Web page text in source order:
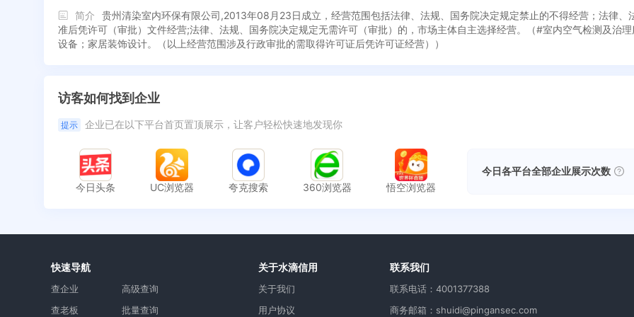
简介
贵州清染室内环保有限公司,2013年08月23日成立，经营范围包括法律、法规、国务院决定规定禁止的不得经营；法律
准后凭许可（审批）文件经营;法律、法规、国务院决定规定无需许可（审批）的，市场主体自主选择经营。（#室内空气检测及治
设备；家居装饰设计。（以上经营范围涉及行政审批的需取得许可证后凭许可证经营））
访客如何找到企业
提示 企业已在以下平台首页置顶展示，让客户轻松快速地发现你
今日头条 UC浏览器 夸克搜索 360浏览器 悟空浏览器
今日各平台全部企业展示次数
快速导航
查企业
查老板
高级查询
批量查询
关于水滴信用
关于我们
用户协议
联系我们
联系电话：4001377388
商务邮箱：shuidi@pingansec.com